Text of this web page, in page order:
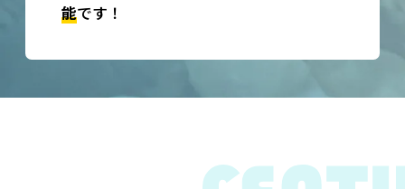
能です！